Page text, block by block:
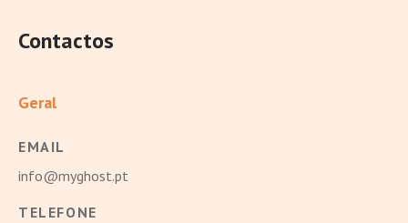
Contactos
Geral
EMAIL
info@myghost.pt
TELEFONE